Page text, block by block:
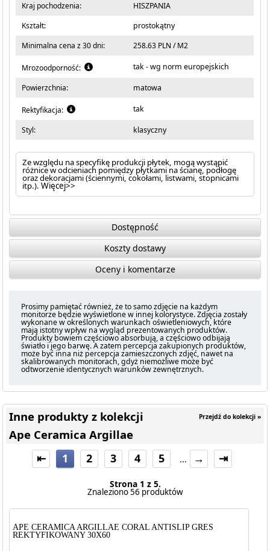
Kraj pochodzenia:
HISZPANIA
Kształt:
prostokątny
Minimalna cena z 30 dni:
258.63 PLN / M2
Mrozoodporność: tak - wg norm europejskich
Powierzchnia: matowa
Rektyfikacja: tak
Styl: klasyczny
Ze względu na specyfikę produkcji płytek, mogą wystąpić
różnice w odcieniach pomiędzy płytkami na ścianę, podłogę
oraz dekoracjami (ściennymi, cokołami, listwami, stopnicami
itp.).Więcej>>
Dostępność
Koszty dostawy
Oceny i komentarze
Prosimy pamiętać również, że to samo zdjęcie na każdym
monitorze będzie wyświetlone w innej kolorystyce. Zdjęcia zostały
wykonane w określonych warunkach oświetleniowych, które
mają istotny wpływ na wygląd prezentowanych produktów.
Produkty bowiem częściowo absorbują, a częściowo odbijają
światło i jego barwę. A zatem percepcja zakupionych produktów,
może być inna niż percepcja zamieszczonych zdjęć, nawet na
skalibrowanych monitorach, gdyż niemożliwe może być
odtworzenie identycznych warunków zewnętrznych.
Przejdź do kolekcji »
Inne produkty z kolekcji
Ape Ceramica Argillae
⇤ 1 2 3 4 5 ... → ⇥
Strona 1 z 5.
Znaleziono 56 produktów
APE CERAMICA ARGILLAE CORAL ANTISLIP GRES
REKTYFIKOWANY 30X60